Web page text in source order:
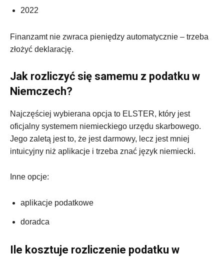
2022
Finanzamt nie zwraca pieniędzy automatycznie – trzeba
złożyć deklarację.
Jak rozliczyć się samemu z podatku w
Niemczech?
Najczęściej wybierana opcja to ELSTER, który jest
oficjalny systemem niemieckiego urzędu skarbowego.
Jego zaletą jest to, że jest darmowy, lecz jest mniej
intuicyjny niż aplikacje i trzeba znać język niemiecki.
Inne opcje:
aplikacje podatkowe
doradca
Ile kosztuje rozliczenie podatku w